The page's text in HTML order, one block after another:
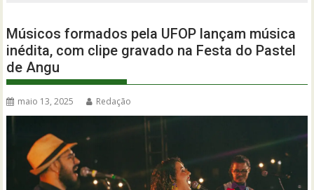
Músicos formados pela UFOP lançam música
inédita, com clipe gravado na Festa do Pastel
de Angu
maio 13, 2025 Redação